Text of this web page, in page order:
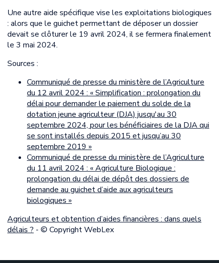
Une autre aide spécifique vise les exploitations biologiques
: alors que le guichet permettant de déposer un dossier
devait se clôturer le 19 avril 2024, il se fermera finalement
le 3 mai 2024.
Sources :
Communiqué de presse du ministère de l’Agriculture
du 12 avril 2024 : « Simplification : prolongation du
délai pour demander le paiement du solde de la
dotation jeune agriculteur (DJA) jusqu'au 30
septembre 2024, pour les bénéficiaires de la DJA qui
se sont installés depuis 2015 et jusqu’au 30
septembre 2019 »
Communiqué de presse du ministère de l’Agriculture
du 11 avril 2024 : « Agriculture Biologique :
prolongation du délai de dépôt des dossiers de
demande au guichet d’aide aux agriculteurs
biologiques »
Agriculteurs et obtention d’aides financières : dans quels
délais ? - © Copyright WebLex